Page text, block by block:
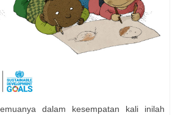
dalam kesempatan kali inilah